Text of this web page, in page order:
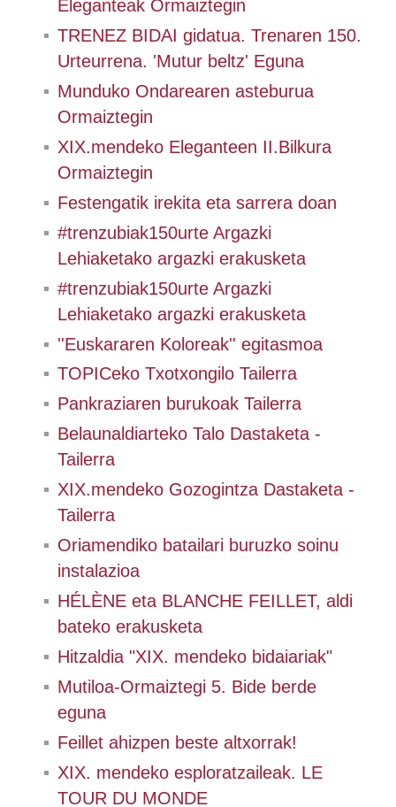
Eleganteak Ormaiztegin
TRENEZ BIDAI gidatua. Trenaren 150.
Urteurrena. 'Mutur beltz' Eguna
Munduko Ondarearen asteburua
Ormaiztegin
XIX.mendeko Eleganteen II.Bilkura
Ormaiztegin
Festengatik irekita eta sarrera doan
#trenzubiak150urte Argazki
Lehiaketako argazki erakusketa
#trenzubiak150urte Argazki
Lehiaketako argazki erakusketa
''Euskararen Koloreak'' egitasmoa
TOPICeko Txotxongilo Tailerra
Pankraziaren burukoak Tailerra
Belaunaldiarteko Talo Dastaketa -
Tailerra
XIX.mendeko Gozogintza Dastaketa -
Tailerra
Oriamendiko batailari buruzko soinu
instalazioa
HÉLÈNE eta BLANCHE FEILLET, aldi
bateko erakusketa
Hitzaldia "XIX. mendeko bidaiariak"
Mutiloa-Ormaiztegi 5. Bide berde
eguna
Feillet ahizpen beste altxorrak!
XIX. mendeko esploratzaileak. LE
TOUR DU MONDE